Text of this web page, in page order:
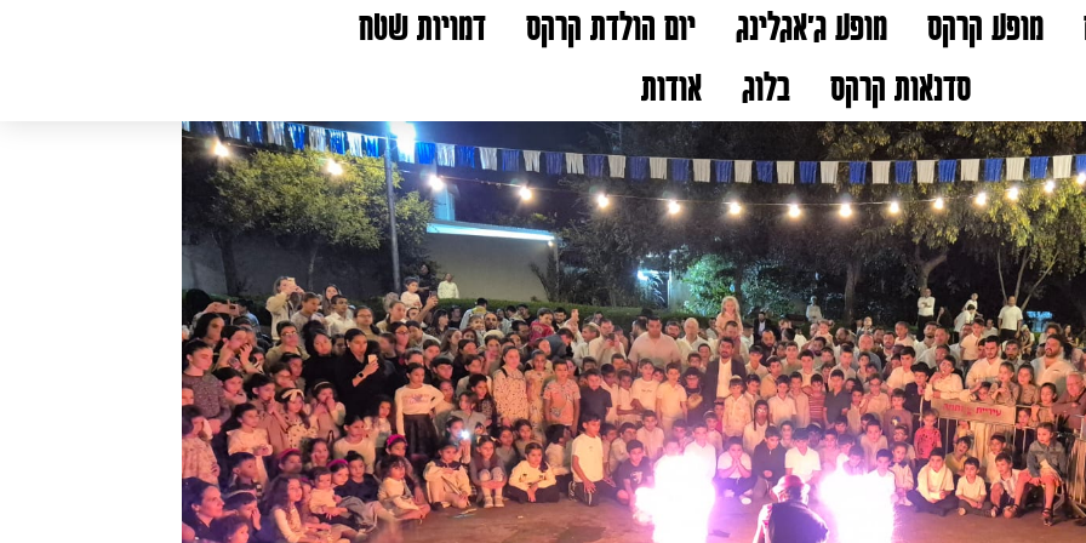
מופע קרקס מופע ג'אגלינג יום הולדת קרקס
דמויות שטח
סדנאות קרקס
בלוג אודות